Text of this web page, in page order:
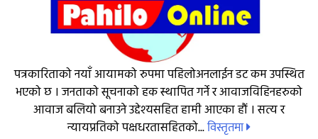
पत्रकारिताको नयाँ आयामको रुपमा पहिलोअनलाईन डट कम उपस्थित
भएको छ । जनताको सूचनाको हक स्थापित गर्ने र आवाजविहिनहरुको
आवाज बलियो बनाउने उद्देश्यसहित हामी आएका हौं । सत्य र
न्यायप्रतिको पक्षधरतासहितको...विस्तृतमा